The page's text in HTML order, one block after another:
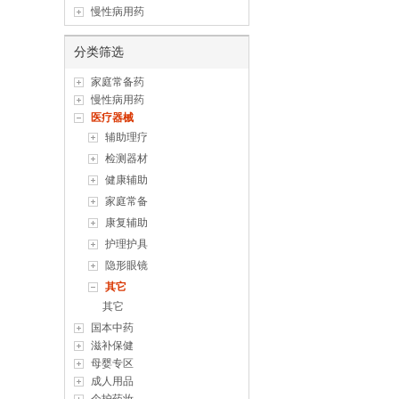
慢性病用药
分类筛选
家庭常备药
慢性病用药
医疗器械
辅助理疗
检测器材
健康辅助
家庭常备
康复辅助
护理护具
隐形眼镜
其它
其它
国本中药
滋补保健
母婴专区
成人用品